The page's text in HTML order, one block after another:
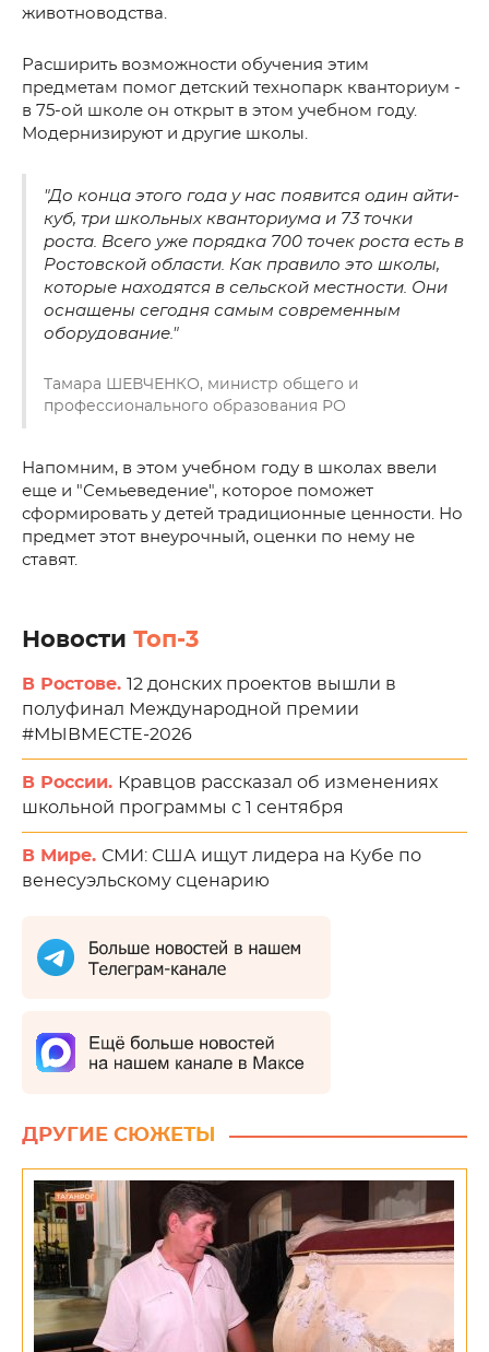
животноводства.
Расширить возможности обучения этим
предметам помог детский технопарк кванториум -
в 75-ой школе он открыт в этом учебном году.
Модернизируют и другие школы.
"До конца этого года у нас появится один айти-
куб, три школьных кванториума и 73 точки
роста. Всего уже порядка 700 точек роста есть в
Ростовской области. Как правило это школы,
которые находятся в сельской местности. Они
оснащены сегодня самым современным
оборудование."
Тамара ШЕВЧЕНКО, министр общего и
профессионального образования РО
Напомним, в этом учебном году в школах ввели
еще и "Семьеведение", которое поможет
сформировать у детей традиционные ценности. Но
предмет этот внеурочный, оценки по нему не
ставят.
Новости Топ-3
В Ростове. 12 донских проектов вышли в
полуфинал Международной премии
#МЫВМЕСТЕ-2026
В России. Кравцов рассказал об изменениях
школьной программы с 1 сентября
В Мире. СМИ: США ищут лидера на Кубе по
венесуэльскому сценарию
ДРУГИЕ СЮЖЕТЫ